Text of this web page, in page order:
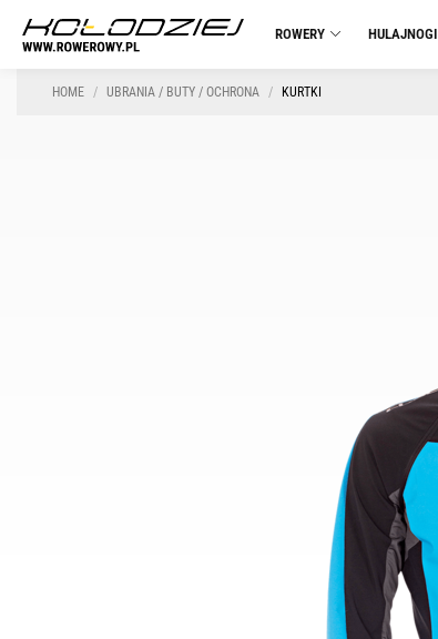
ROWERY HULAJNOGI
HOME UBRANIA / BUTY / OCHRONA KURTKI